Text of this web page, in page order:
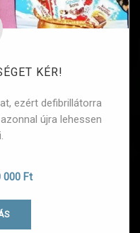
KÉR!
ezért defibrillátorra
újra lehessen
000 Ft